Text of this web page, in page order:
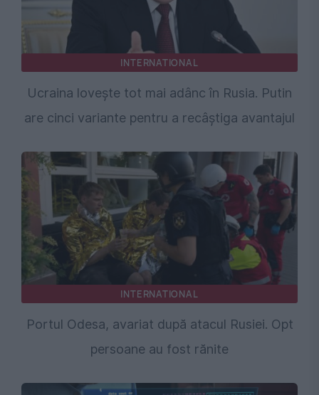
INTERNATIONAL
Ucraina lovește tot mai adânc în Rusia. Putin
are cinci variante pentru a recâștiga avantajul
INTERNATIONAL
Portul Odesa, avariat după atacul Rusiei. Opt
persoane au fost rănite